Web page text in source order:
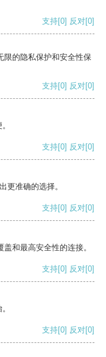
支持[0] 反对[0]
限的隐私保护和安全性保
支持[0] 反对[0]
支持[0] 反对[0]
更准确的选择。
支持[0] 反对[0]
和最高安全性的连接。
支持[0] 反对[0]
支持[0] 反对[0]